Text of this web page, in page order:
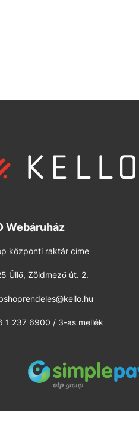
Webáruház
központi raktár címe
Üllő, Zöldmező út. 2.
1 237 6900 / 3-as mellék